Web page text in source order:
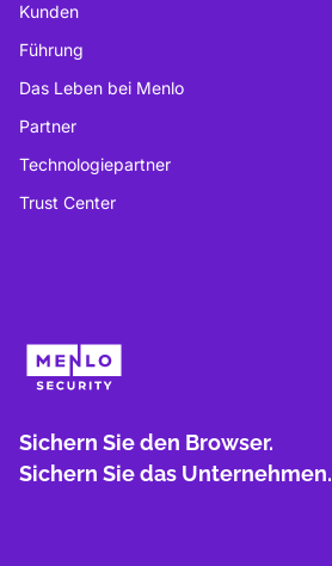
Kunden
Führung
Das Leben bei Menlo
Partner
Technologiepartner
Trust Center
Sichern Sie den Browser.
Sichern Sie das Unternehmen.